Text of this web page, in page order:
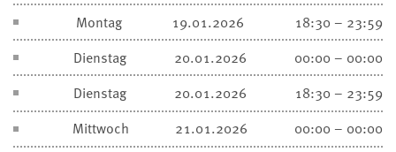
Montag
19.01.2026
18:30 – 23:59
Dienstag
20.01.2026
00:00 – 00:00
Dienstag
20.01.2026
18:30 – 23:59
Mittwoch
21.01.2026
00:00 – 00:00